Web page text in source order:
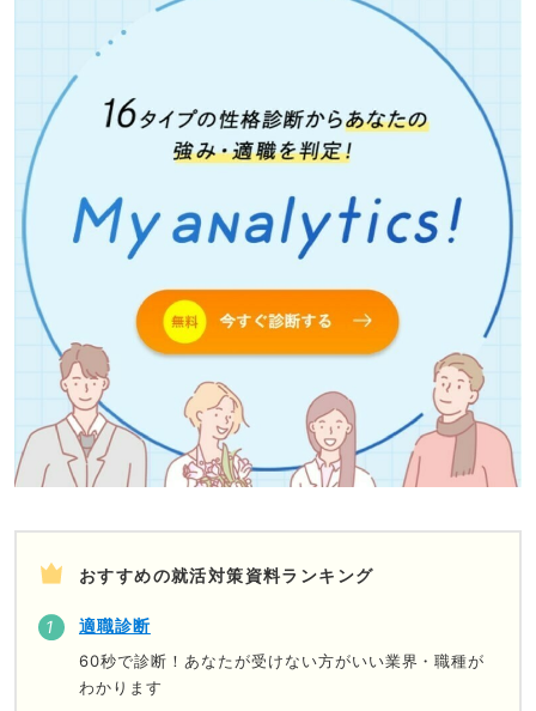
おすすめの就活対策資料ランキング
適職診断
60秒で診断！あなたが受けない方がいい業界・職種が
わかります